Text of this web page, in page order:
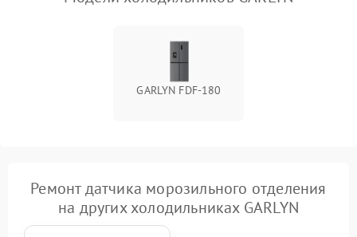
GARLYN FDF-180
Ремонт датчика морозильного отделения
на других холодильниках GARLYN